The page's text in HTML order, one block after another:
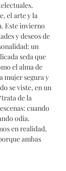
el arte y la
Este invierno
y deseos de
un
seda que
el alma de
mujer segura y
se viste, en un
de la
cuando
odia.
en realidad,
ambas